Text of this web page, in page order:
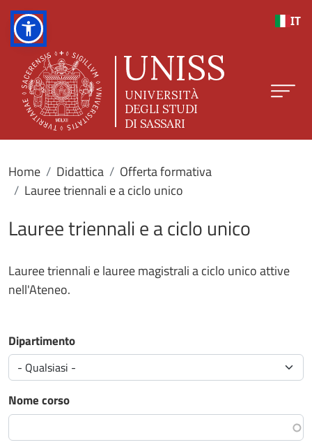
IT
Home Didattica
Offerta formativa
Lauree triennali e a ciclo unico
Lauree triennali e a ciclo unico
Lauree triennali e lauree magistrali a ciclo unico attive
nell'Ateneo.
Dipartimento
Nome corso